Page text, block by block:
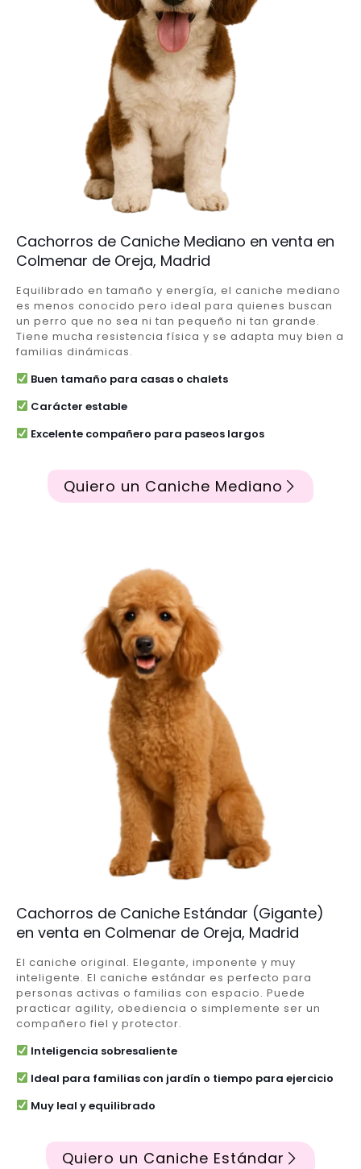
Cachorros de Caniche Mediano en venta en
Colmenar de Oreja, Madrid
Equilibrado en tamaño y energía, el caniche mediano
es menos conocido pero ideal para quienes buscan
un perro que no sea ni tan pequeño ni tan grande.
Tiene mucha resistencia física y se adapta muy bien a
familias dinámicas.
Buen tamaño para casas o chalets
Carácter estable
Excelente compañero para paseos largos
Quiero un Caniche Mediano
Cachorros de Caniche Estándar (Gigante)
en venta en Colmenar de Oreja, Madrid
El caniche original. Elegante, imponente y muy
inteligente. El caniche estándar es perfecto para
personas activas o familias con espacio. Puede
practicar agility, obediencia o simplemente ser un
compañero fiel y protector.
Inteligencia sobresaliente
Ideal para familias con jardín o tiempo para ejercicio
Muy leal y equilibrado
Quiero un Caniche Estándar